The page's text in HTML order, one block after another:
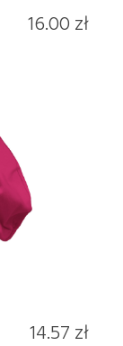
16.00 zł
14.57 zł